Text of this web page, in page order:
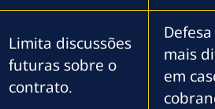
Limita discussões
futuras sobre o
contrato.
Defesa
mais
em